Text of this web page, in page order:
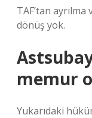
TAF’tan
dönüş yok.
memur
Yukarıdaki